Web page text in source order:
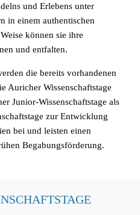
und Erlebens unter
in einem authentischen
können sie ihre
und entfalten.
die bereits vorhandenen
Auricher Wissenschaftstage
Junior-Wissenschaftstage als
zur Entwicklung
bei und leisten einen
Begabungsförderung.